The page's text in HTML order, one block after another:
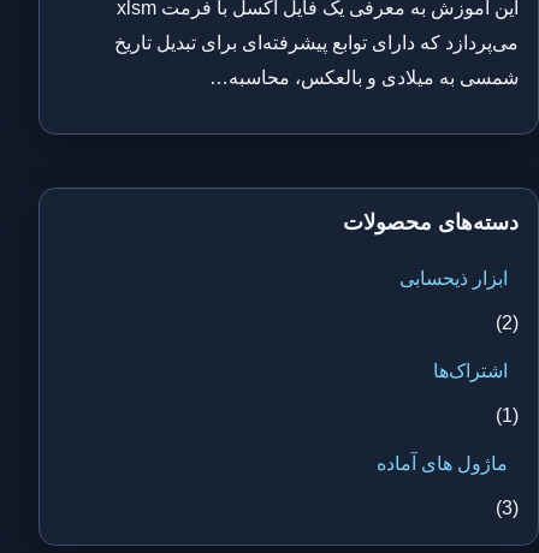
این آموزش به معرفی یک فایل اکسل با فرمت xlsm
می‌پردازد که دارای توابع پیشرفته‌ای برای تبدیل تاریخ
شمسی به میلادی و بالعکس، محاسبه…
دسته‌های محصولات
ابزار ذیحسابی
(2)
اشتراک‌ها
(1)
ماژول های آماده
(3)